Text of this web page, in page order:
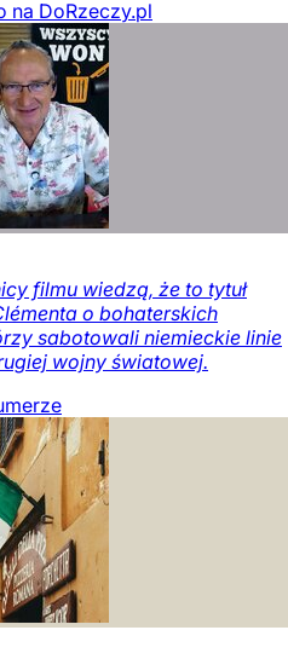
na DoRzeczy.pl
filmu wiedzą, że to tytuł
o bohaterskich
sabotowali niemieckie linie
wojny światowej.